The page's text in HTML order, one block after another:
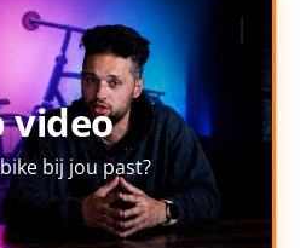
video
bij jou past?